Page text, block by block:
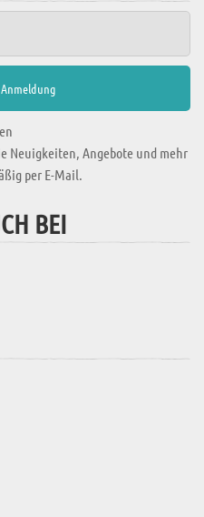
Neuigkeiten, Angebote und mehr
per E-Mail.
BEI